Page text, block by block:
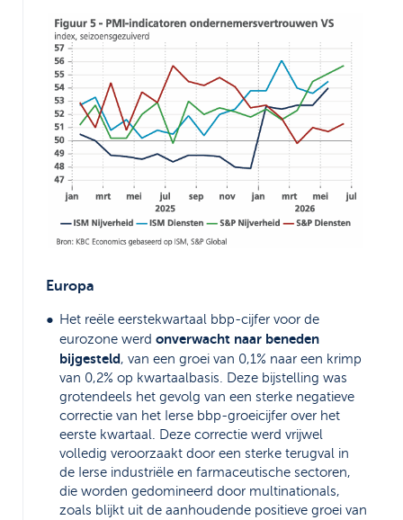
Europa
Het reële eerstekwartaal bbp-cijfer voor de
eurozone werd onverwacht naar beneden
bijgesteld, van een groei van 0,1% naar een krimp
van 0,2% op kwartaalbasis. Deze bijstelling was
grotendeels het gevolg van een sterke negatieve
correctie van het Ierse bbp-groeicijfer over het
eerste kwartaal. Deze correctie werd vrijwel
volledig veroorzaakt door een sterke terugval in
de Ierse industriële en farmaceutische sectoren,
die worden gedomineerd door multinationals,
zoals blijkt uit de aanhoudende positieve groei van